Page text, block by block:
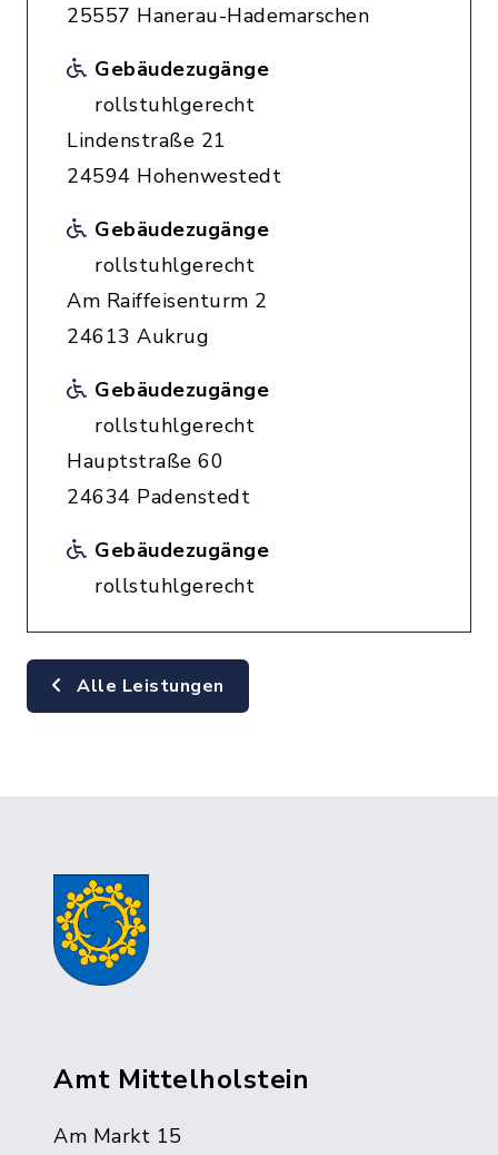
25557 Hanerau-Hademarschen
Gebäudezugänge
rollstuhlgerecht
Lindenstraße 21
24594 Hohenwestedt
Gebäudezugänge
rollstuhlgerecht
Am Raiffeisenturm 2
24613 Aukrug
Gebäudezugänge
rollstuhlgerecht
Hauptstraße 60
24634 Padenstedt
Gebäudezugänge
rollstuhlgerecht
Alle Leistungen
Amt Mittelholstein
Am Markt 15